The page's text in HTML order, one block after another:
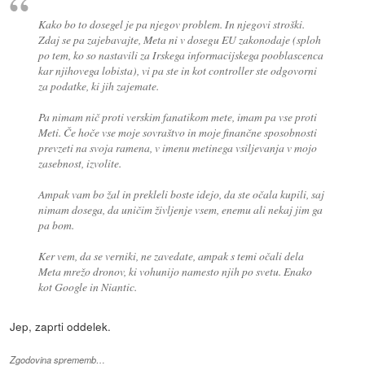
Kako bo to dosegel je pa njegov problem. In njegovi stroški.
Zdaj se pa zajebavajte, Meta ni v dosegu EU zakonodaje (sploh
po tem, ko so nastavili za Irskega informacijskega pooblascenca
kar njihovega lobista), vi pa ste in kot controller ste odgovorni
za podatke, ki jih zajemate.
Pa nimam nič proti verskim fanatikom mete, imam pa vse proti
Meti. Če hoče vse moje sovraštvo in moje finančne sposobnosti
prevzeti na svoja ramena, v imenu metinega vsiljevanja v mojo
zasebnost, izvolite.
Ampak vam bo žal in prekleli boste idejo, da ste očala kupili, saj
nimam dosega, da uničim življenje vsem, enemu ali nekaj jim ga
pa bom.
Ker vem, da se verniki, ne zavedate, ampak s temi očali dela
Meta mrežo dronov, ki vohunijo namesto njih po svetu. Enako
kot Google in Niantic.
Jep, zaprti oddelek.
Zgodovina sprememb…